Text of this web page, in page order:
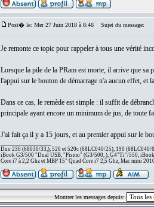
Post� le: Mer 27 Juin 2018 à 8:46 Sujet du message:
Je remonte ce topic pour rappeler à tous une vérité
Lorsque la pile de la PRam est morte, il arrive que sa
l'appui sur le bouton de démarrage n'a aucun effet, et
Dans ce cas, le remède est simple : il suffit de
principale ayant encore un minimum de jus, de toute
J'ai fait ça il y a 15 jours, et au premier appui sur le
Duo 230 (68030/33,), 520 et 520c (68LC040/25), 190 (68LC040/
iBook G3/500 "Dual USB, "Pismo" (G3/500, ), G4"Ti"/550,
Core i7 à 2,2 Ghz et MBP 15" Quad Core i7 2,5 Ghz, Mac mini
Montrer les messages depuis: